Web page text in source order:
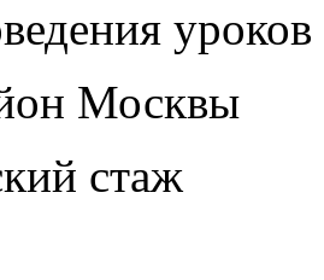
уроков
Москвы
стаж